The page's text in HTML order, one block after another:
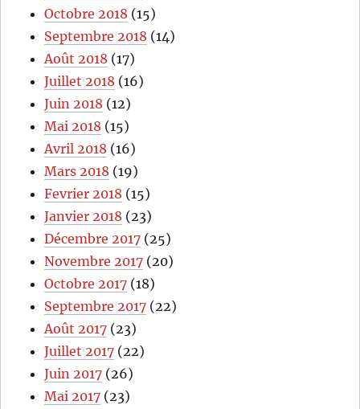
Octobre 2018 (15)
Septembre 2018 (14)
Août 2018 (17)
Juillet 2018 (16)
Juin 2018 (12)
Mai 2018 (15)
Avril 2018 (16)
Mars 2018 (19)
Fevrier 2018 (15)
Janvier 2018 (23)
Décembre 2017 (25)
Novembre 2017 (20)
Octobre 2017 (18)
Septembre 2017 (22)
Août 2017 (23)
Juillet 2017 (22)
Juin 2017 (26)
Mai 2017 (23)